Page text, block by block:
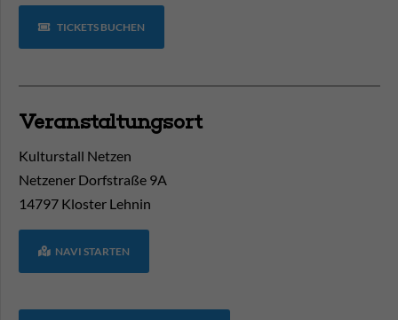
TICKETS BUCHEN
Veranstaltungsort
Kulturstall Netzen
Netzener Dorfstraße 9A
14797 Kloster Lehnin
NAVI STARTEN